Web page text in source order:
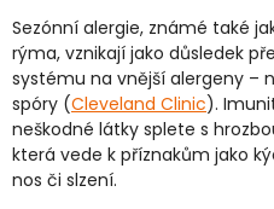
Sezónní alergie, známé také
rýma, vznikají jako důsledek
systému na vnější alergeny –
spóry (Cleveland Clinic).
neškodné látky splete s
která vede k příznakům jako
nos či slzení.